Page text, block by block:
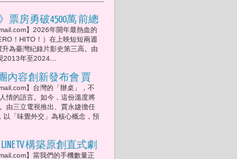
票房勇破4500萬 前總
巧慧見證奇蹟 「我相
會讓世界看到一個更
更被記住的臺灣。」
】2026年開年最熱血的
！HITO！）在上映短短兩週
為臺灣紀錄片影史第三高。由
2013年至2024...
團內容創新發布會 賈
吃桌》隋棠、藍正
美食YouTuber千千
台灣巷口到世界舞台
】台灣的「辦桌」，不
情的語言。如今，這份溫度將
由三立電視推出、賈永婕擔任
以「味覺外交」為核心概念，預
TV 構築原創直式劇
】當我們的手機數量正